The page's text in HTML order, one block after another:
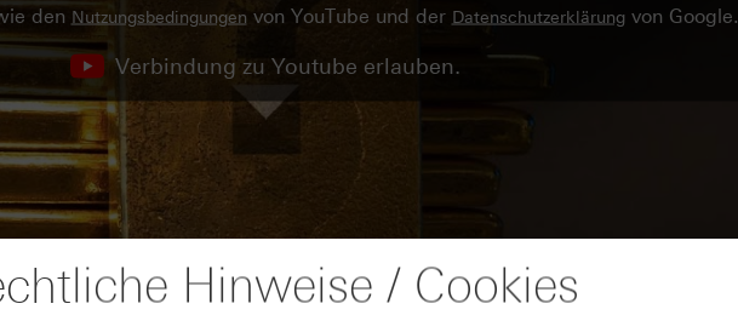
den Nutzungsbedingungen von YouTube und der Datenschutzerklärungvon Google.
Verbindung zu Youtube erlauben.
Hinweise / Cookies